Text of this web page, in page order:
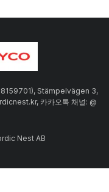
Stämpelvägen 3,
카카오톡 채널: @
Nest AB